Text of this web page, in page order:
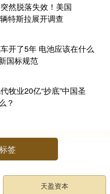
然脱落失效！美国
特斯拉展开调查
开了5年 电池应该在什么
国标规范
牧业20亿“抄底”中国圣
？
签
天盈资本